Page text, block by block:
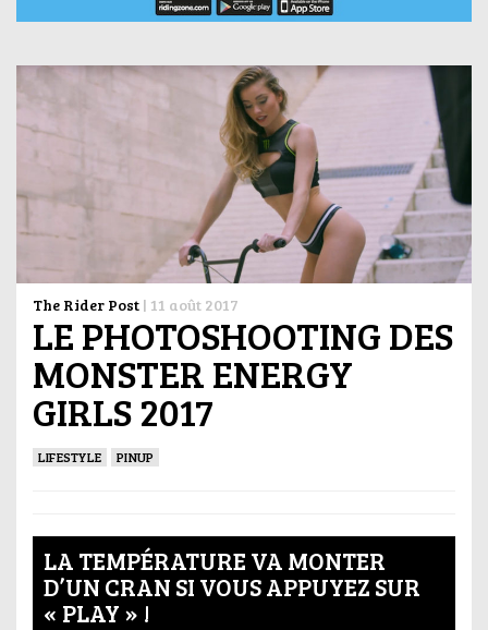
The Rider Post | 11 août 2017
LE PHOTOSHOOTING DES
MONSTER ENERGY
GIRLS 2017
LIFESTYLE PINUP
LA TEMPÉRATURE VA MONTER
D’UN CRAN SI VOUS APPUYEZ SUR
« PLAY » !